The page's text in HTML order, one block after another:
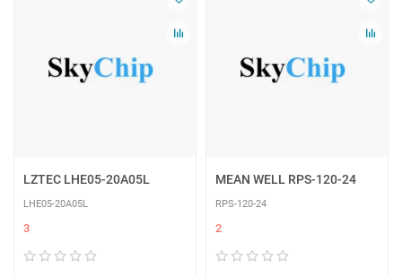
LZTEC LHE05-20A05L
LHE05-20A05L
3
MEAN WELL RPS-120-24
RPS-120-24
2